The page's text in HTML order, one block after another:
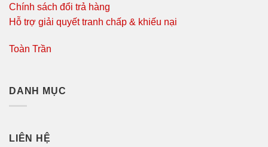
Chính sách đổi trả hàng
Hỗ trợ giải quyết tranh chấp & khiếu nại
Toàn Trần
DANH MỤC
LIÊN HỆ